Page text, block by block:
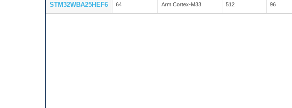
STM32WBA25HEF6 64 Arm Cortex-M33 512 96